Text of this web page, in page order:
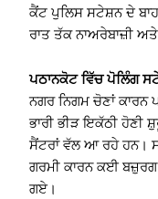
ਕੈਂਟ ਪੁਲਿਸ ਸਟੇਸ਼ਨ ਦੇ
ਰਾਤ ਤੱਕ ਨਾਅਰੇਬਾਜ਼ੀ ਅਤੇ
ਪਠਾਨਕੋਟ ਵਿੱਚ ਪੋਲਿੰਗ
ਨਗਰ ਨਿਗਮ ਚੋਣਾਂ ਕਾਰਨ
ਭਾਰੀ ਭੀੜ ਇਕੱਠੀ
ਸੈਂਟਰਾਂ ਵੱਲ ਆ ਰਹੇ ਹਨ।
ਗਰਮੀ ਕਾਰਨ ਕਈ
ਗਏ।